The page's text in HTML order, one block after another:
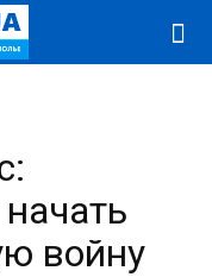
войну